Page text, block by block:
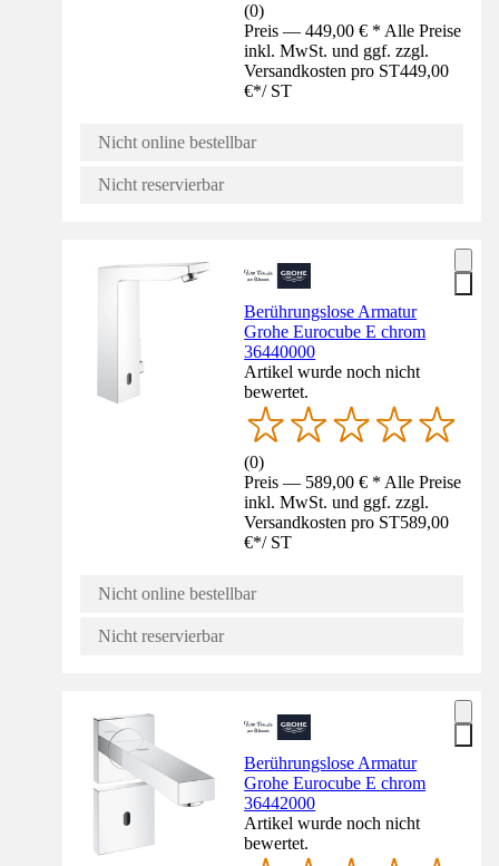
(0)
Preis — 449,00 € * Alle Preise
inkl. MwSt. und ggf. zzgl.
Versandkosten pro ST449,00
€*/ ST
Nicht online bestellbar
Nicht reservierbar
Berührungslose Armatur
Grohe Eurocube E chrom
36440000
Artikel wurde noch nicht
bewertet.
(0)
Preis — 589,00 € * Alle Preise
inkl. MwSt. und ggf. zzgl.
Versandkosten pro ST589,00
€*/ ST
Nicht online bestellbar
Nicht reservierbar
Berührungslose Armatur
Grohe Eurocube E chrom
36442000
Artikel wurde noch nicht
bewertet.